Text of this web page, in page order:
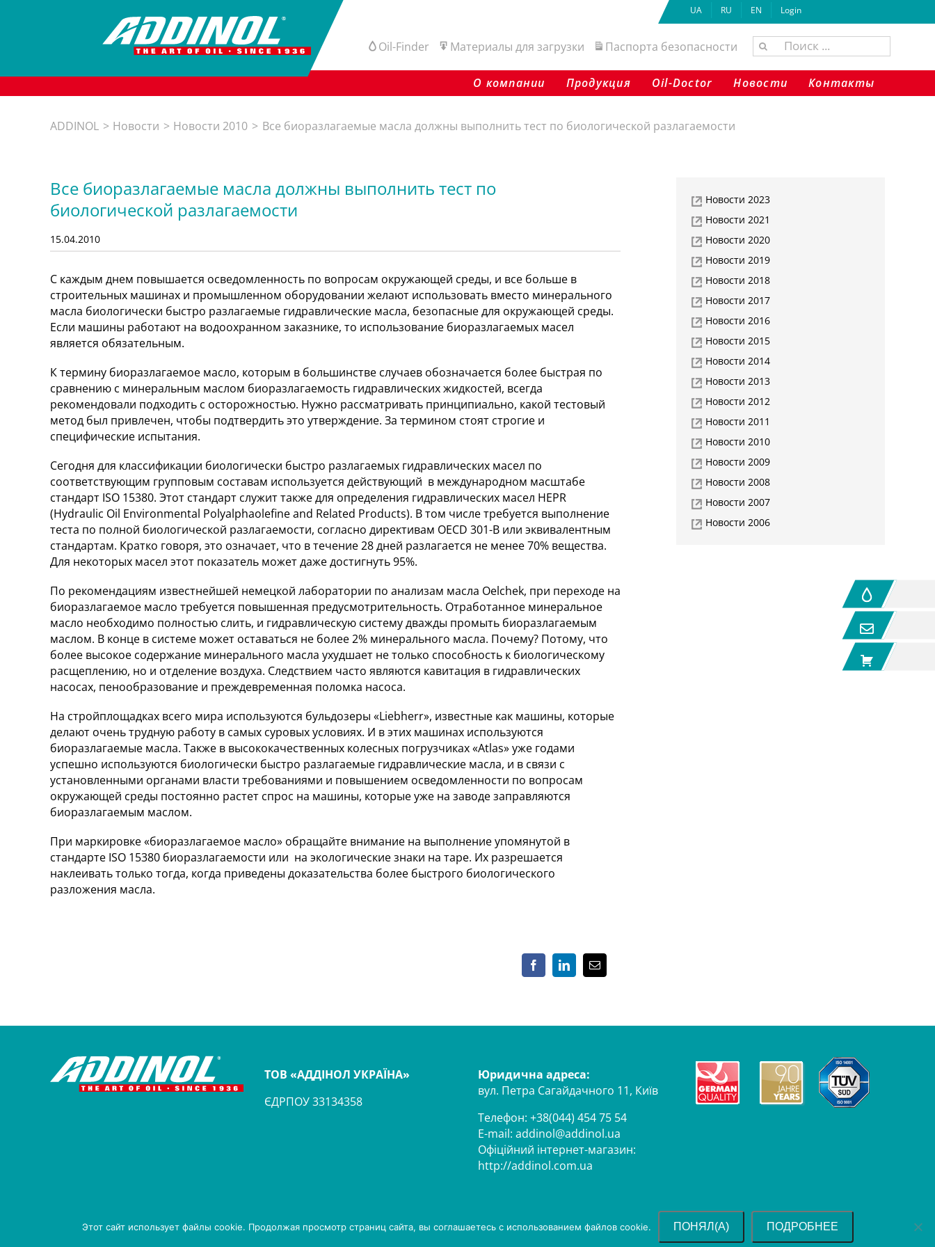
UA RU EN Login
Oil-Finder Материалы для загрузки Паспорта безопасности
Результат
поиска:
О компании
Продукция Oil-Doctor Новости Контакты
ADDINOL Новости Новости 2010 Все биоразлагаемые масла должны выполнить тест по биологической разлагаемости
Все биоразлагаемые масла должны выполнить тест по
биологической разлагаемости
15.04.2010
С каждым днем повышается осведомленность по вопросам окружающей среды, и все больше в
строительных машинах и промышленном оборудовании желают использовать вместо минерального
масла биологически быстро разлагаемые гидравлические масла, безопасные для окружающей среды.
Если машины работают на водоохранном заказнике, то использование биоразлагаемых масел
является обязательным.
К термину биоразлагаемое масло, которым в большинстве случаев обозначается более быстрая по
сравнению с минеральным маслом биоразлагаемость гидравлических жидкостей, всегда
рекомендовали подходить с осторожностью. Нужно рассматривать принципиально, какой тестовый
метод был привлечен, чтобы подтвердить это утверждение. За термином стоят строгие и
специфические испытания.
Сегодня для классификации биологически быстро разлагаемых гидравлических масел по
соответствующим групповым составам используется действующий в международном масштабе
стандарт ISO 15380. Этот стандарт служит также для определения гидравлических масел HEPR
(Hydraulic Oil Environmental Polyalphaolefine and Related Products). В том числе требуется выполнение
теста по полной биологической разлагаемости, согласно директивам OECD 301-B или эквивалентным
стандартам. Кратко говоря, это означает, что в течение 28 дней разлагается не менее 70% вещества.
Для некоторых масел этот показатель может даже достигнуть 95%.
По рекомендациям известнейшей немецкой лаборатории по анализам масла Oelchek, при переходе на
биоразлагаемое масло требуется повышенная предусмотрительность. Отработанное минеральное
масло необходимо полностью слить, и гидравлическую систему дважды промыть биоразлагаемым
маслом. В конце в системе может оставаться не более 2% минерального масла. Почему? Потому, что
более высокое содержание минерального масла ухудшает не только способность к биологическому
расщеплению, но и отделение воздуха. Следствием часто являются кавитация в гидравлических
насосах, пенообразование и преждевременная поломка насоса.
На стройплощадках всего мира используются бульдозеры «Liebherr», известные как машины, которые
делают очень трудную работу в самых суровых условиях. И в этих машинах используются
биоразлагаемые масла. Также в высококачественных колесных погрузчиках «Atlas» уже годами
успешно используются биологически быстро разлагаемые гидравлические масла, и в связи с
установленными органами власти требованиями и повышением осведомленности по вопросам
окружающей среды постоянно растет спрос на машины, которые уже на заводе заправляются
биоразлагаемым маслом.
При маркировке «биоразлагаемое масло» обращайте внимание на выполнение упомянутой в
стандарте ISO 15380 биоразлагаемости или на экологические знаки на таре. Их разрешается
наклеивать только тогда, когда приведены доказательства более быстрого биологического
разложения масла.
FacebookLinkedInEmail
Новости 2023
Новости 2021
Новости 2020
Новости 2019
Новости 2018
Новости 2017
Новости 2016
Новости 2015
Новости 2014
Новости 2013
Новости 2012
Новости 2011
Новости 2010
Новости 2009
Новости 2008
Новости 2007
Новости 2006
ТОВ «АДДІНОЛ УКРАЇНА»
ЄДРПОУ 33134358
Юридична адреса:
вул. Петра Сагайдачного 11, Київ
Телефон: +38(044) 454 75 54
E-mail: addinol@addinol.ua
Офіційний інтернет-магазин:
http://addinol.com.ua
© 2026 ADDINOL. All Rights Reserved. Контакты Политика конфиденциальности Impressum
Этот сайт использует файлы cookie. Продолжая просмотр страниц сайта, вы соглашаетесь с использованием файлов cookie. ПОНЯЛ(А) ПОДРОБНЕЕ